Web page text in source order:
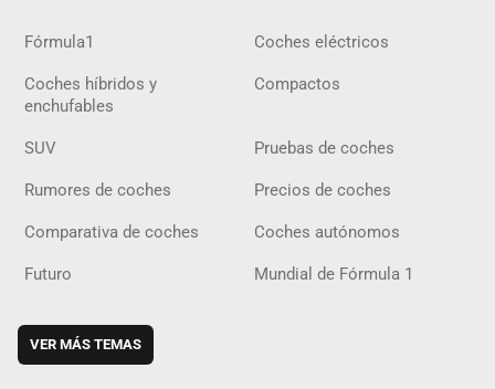
Fórmula1 Coches eléctricos
Coches híbridos y
enchufables
Compactos
SUV Pruebas de coches
Rumores de coches Precios de coches
Comparativa de coches Coches autónomos
Futuro Mundial de Fórmula 1
VER MÁS TEMAS